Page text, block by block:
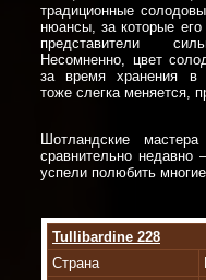
традиционные
нюансы, за которые
представители
Несомненно, цвет
за время хранения в
тоже слегка меняется,
Шотландские
сравнительно
успели полюбить
Tullibardine 228
Страна